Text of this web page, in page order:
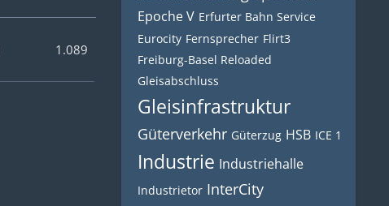
1.089
Epoche V Erfurter Bahn Service
Eurocity Fernsprecher Flirt3
Freiburg-Basel Reloaded
Gleisabschluss
Gleisinfrastruktur
Güterverkehr Güterzug HSB ICE 1
Industrie Industriehalle
Industrietor InterCity